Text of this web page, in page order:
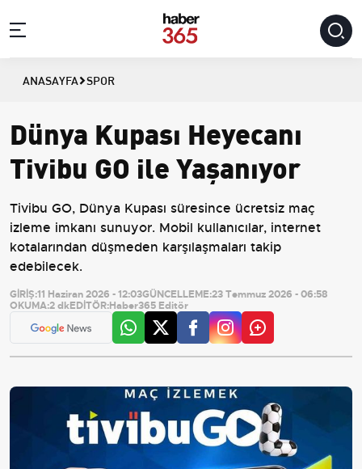
ANASAYFA SPOR
Dünya Kupası Heyecanı
Tivibu GO ile Yaşanıyor
Tivibu GO, Dünya Kupası süresince ücretsiz maç
izleme imkanı sunuyor. Mobil kullanıcılar, internet
kotalarından düşmeden karşılaşmaları takip
edebilecek.
GİRİŞ:11 Haziran 2026 - 12:03GÜNCELLEME:23 Temmuz 2026 - 06:58
OKUMA:2 dkEDİTÖR:Haber365 Editör